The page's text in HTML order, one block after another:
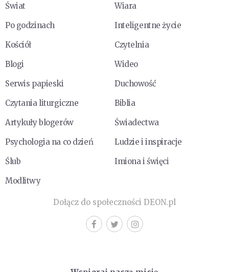
Świat
Wiara
Po godzinach
Inteligentne życie
Kościół
Czytelnia
Blogi
Wideo
Serwis papieski
Duchowość
Czytania liturgiczne
Biblia
Artykuły blogerów
Świadectwa
Psychologia na co dzień
Ludzie i inspiracje
Ślub
Imiona i święci
Modlitwy
Dołącz do społeczności DEON.pl